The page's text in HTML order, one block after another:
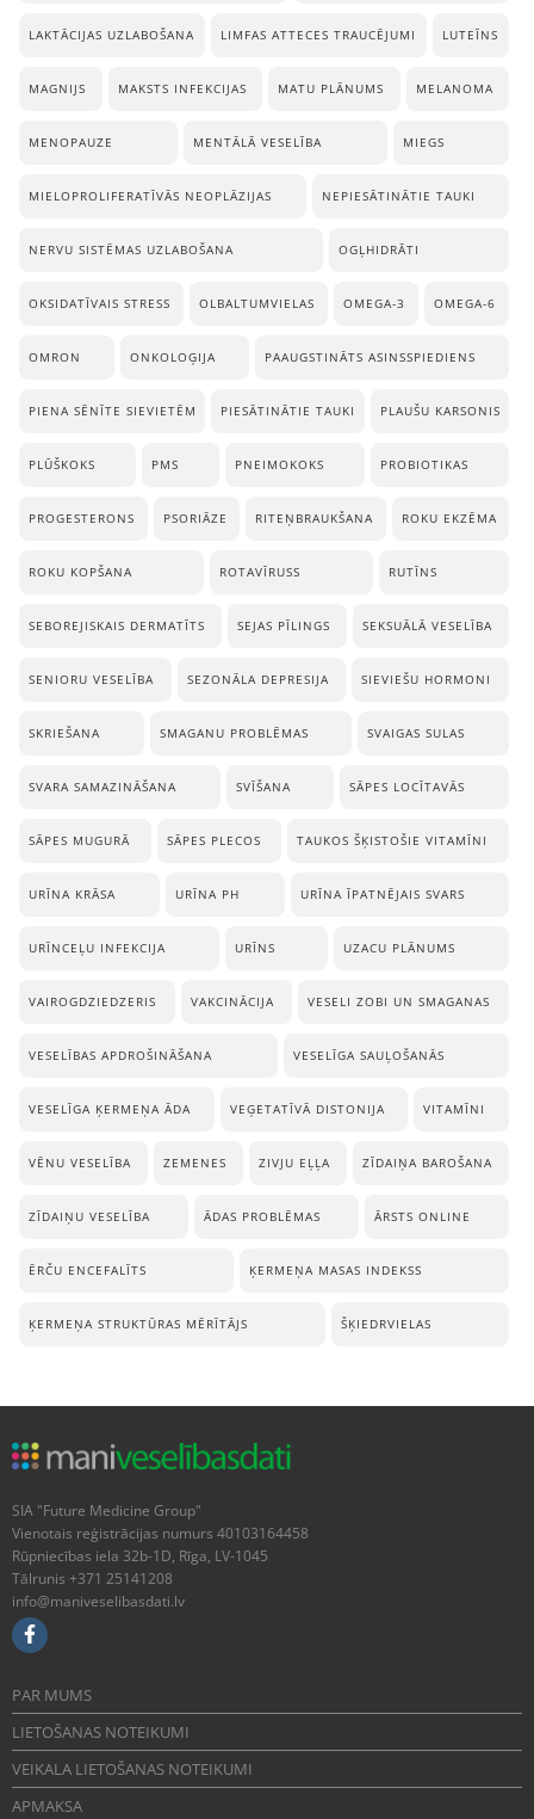
LAKTĀCIJAS UZLABOŠANA LIMFAS ATTECES TRAUCĒJUMI LUTEĪNS
MAGNIJS MAKSTS INFEKCIJAS MATU PLĀNUMS MELANOMA
MENOPAUZE MENTĀLĀ VESELĪBA MIEGS
MIELOPROLIFERATĪVĀS NEOPLĀZIJAS NEPIESĀTINĀTIE TAUKI
NERVU SISTĒMAS UZLABOŠANA OGĻHIDRĀTI
OKSIDATĪVAIS STRESS OLBALTUMVIELAS OMEGA-3 OMEGA-6
OMRON ONKOLOĢIJA PAAUGSTINĀTS ASINSSPIEDIENS
PIENA SĒNĪTE SIEVIETĒM PIESĀTINĀTIE TAUKI PLAUŠU KARSONIS
PLŪŠKOKS PMS PNEIMOKOKS PROBIOTIKAS
PROGESTERONS PSORIĀZE RITEŅBRAUKŠANA ROKU EKZĒMA
ROKU KOPŠANA ROTAVĪRUSS RUTĪNS
SEBOREJISKAIS DERMATĪTS SEJAS PĪLINGS SEKSUĀLĀ VESELĪBA
SENIORU VESELĪBA SEZONĀLA DEPRESIJA SIEVIEŠU HORMONI
SKRIEŠANA SMAGANU PROBLĒMAS SVAIGAS SULAS
SVARA SAMAZINĀŠANA SVĪŠANA SĀPES LOCĪTAVĀS
SĀPES MUGURĀ SĀPES PLECOS TAUKOS ŠĶISTOŠIE VITAMĪNI
URĪNA KRĀSA URĪNA PH URĪNA ĪPATNĒJAIS SVARS
URĪNCEĻU INFEKCIJA URĪNS UZACU PLĀNUMS
VAIROGDZIEDZERIS VAKCINĀCIJA VESELI ZOBI UN SMAGANAS
VESELĪBAS APDROŠINĀŠANA VESELĪGA SAUĻOŠANĀS
VESELĪGA ĶERMEŅA ĀDA VEĢETATĪVĀ DISTONIJA VITAMĪNI
VĒNU VESELĪBA ZEMENES ZIVJU EĻĻA ZĪDAIŅA BAROŠANA
ZĪDAIŅU VESELĪBA ĀDAS PROBLĒMAS ĀRSTS ONLINE
ĒRČU ENCEFALĪTS ĶERMEŅA MASAS INDEKSS
ĶERMEŅA STRUKTŪRAS MĒRĪTĀJS ŠĶIEDRVIELAS
SIA "Future Medicine Group"
Vienotais reģistrācijas numurs 40103164458
Rūpniecības iela 32b-1D, Rīga, LV-1045
Tālrunis +371 25141208
info@maniveselibasdati.lv
PAR MUMS
LIETOŠANAS NOTEIKUMI
VEIKALA LIETOŠANAS NOTEIKUMI
APMAKSA